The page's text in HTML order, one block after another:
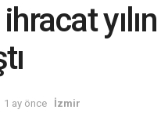
1 ay önce İzmir